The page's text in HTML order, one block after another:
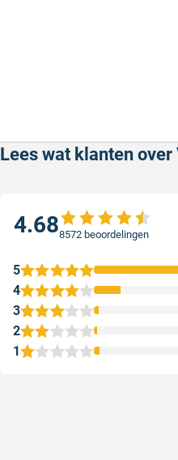
Lees wat klanten
4.688572 beoordelingen
1
2
3
4
5